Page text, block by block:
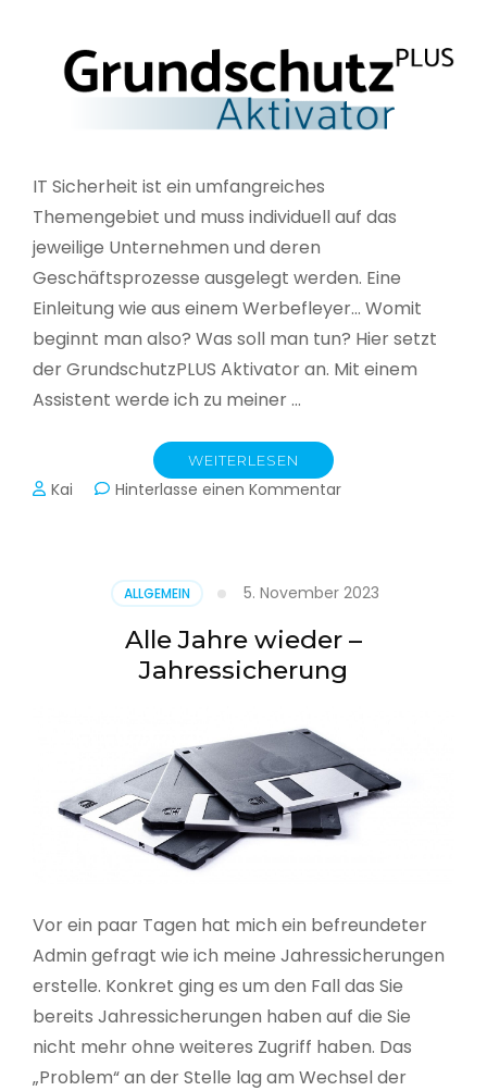
IT Sicherheit ist ein umfangreiches
Themengebiet und muss individuell auf das
jeweilige Unternehmen und deren
Geschäftsprozesse ausgelegt werden. Eine
Einleitung wie aus einem Werbefleyer… Womit
beginnt man also? Was soll man tun? Hier setzt
der GrundschutzPLUS Aktivator an. Mit einem
Assistent werde ich zu meiner …
WEITERLESEN
Kai Hinterlasse einen Kommentarzu
ALLGEMEIN 5. November 2023
Alle Jahre wieder –
Jahressicherung
Vor ein paar Tagen hat mich ein befreundeter
Admin gefragt wie ich meine Jahressicherungen
erstelle. Konkret ging es um den Fall das Sie
bereits Jahressicherungen haben auf die Sie
nicht mehr ohne weiteres Zugriff haben. Das
„Problem“ an der Stelle lag am Wechsel der